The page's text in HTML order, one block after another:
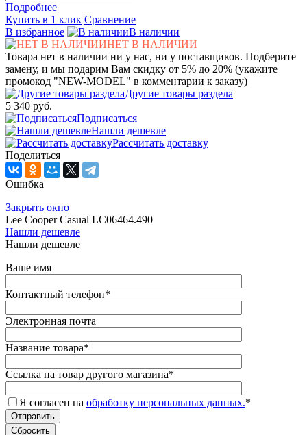
Подробнее
Купить в 1 клик Сравнение
В избранное
В наличии
НЕТ В НАЛИЧИИ
Товара нет в наличии ни у нас, ни у поставщиков. Подберите
замену, и мы подарим Вам скидку от 5% до 20% (укажите
промокод "NEW-MODEL" в комментарии к заказу)
Другие товары раздела
5 340 руб.
Подписаться
Нашли дешевле
Рассчитать доставку
Поделиться
Ошибка
Закрыть окно
Lee Cooper Casual LC06464.490
Нашли дешевле
Нашли дешевле
Ваше имя
Контактный телефон*
Электронная почта
Название товара*
Ссылка на товар другого магазина*
Я согласен на обработку персональных данных.*